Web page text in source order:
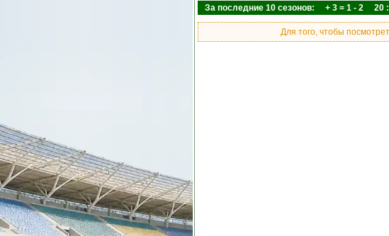
За последние 10 сезонов: + 3 = 1 - 2 20
Для того, чтобы